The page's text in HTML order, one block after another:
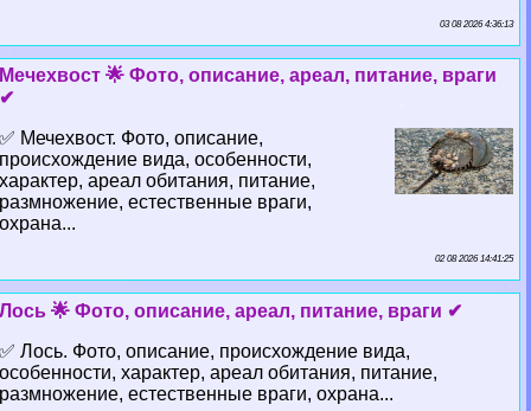
03 08 2026 4:36:13
Мечехвост 🌟 Фото, описание, ареал, питание, враги
✔
✅ Мечехвост. Фото, описание,
происхождение вида, особенности,
хаpaктер, ареал обитания, питание,
размножение, естественные враги,
охрана...
02 08 2026 14:41:25
Лось 🌟 Фото, описание, ареал, питание, враги ✔
✅ Лось. Фото, описание, происхождение вида,
особенности, хаpaктер, ареал обитания, питание,
размножение, естественные враги, охрана...